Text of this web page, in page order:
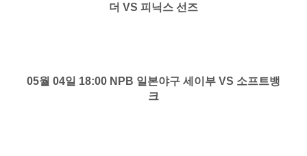
더 VS 피닉스 선즈
05월 04일 18:00 NPB 일본야구 세이부 VS 소프트뱅
크